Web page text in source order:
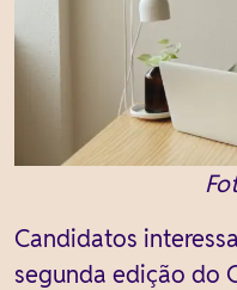
Candidatos
segunda edição do